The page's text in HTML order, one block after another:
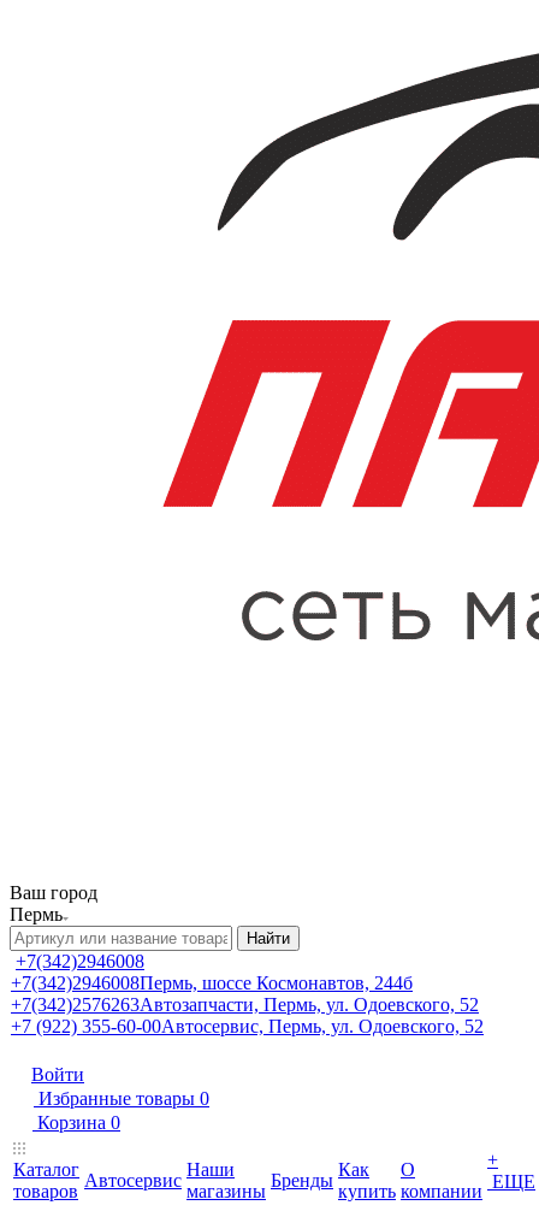
Ваш город
Пермь
Найти
+7(342)2946008
+7(342)2946008Пермь, шоссе Космонавтов, 244б
+7(342)2576263Автозапчасти, Пермь, ул. Одоевского, 52
+7 (922) 355-60-00Автосервис, Пермь, ул. Одоевского, 52
Войти
Избранные товары 0
Корзина 0
Каталог
товаров
Автосервис
Наши
магазины
Бренды
Как
купить
О
компании
+
ЕЩЕ